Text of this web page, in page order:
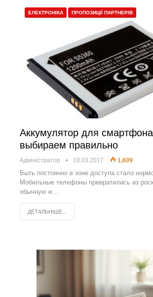
ЕЛЕКТРОНІКА ПРОПОЗИЦІЇ ПАРТНЕРІВ
Аккумулятор для
выбираем правильно
Адміністратор 10.03.2017 1,609
Быть постоянно в зоне доступа стало
Мобильные телефоны превратились из
обычную и…
ДЕТАЛЬНІШЕ...